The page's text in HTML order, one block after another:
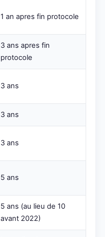
1 an apres fin protocole
3 ans apres fin
protocole
3 ans
3 ans
3 ans
5 ans
5 ans (au lieu de 10
avant 2022)